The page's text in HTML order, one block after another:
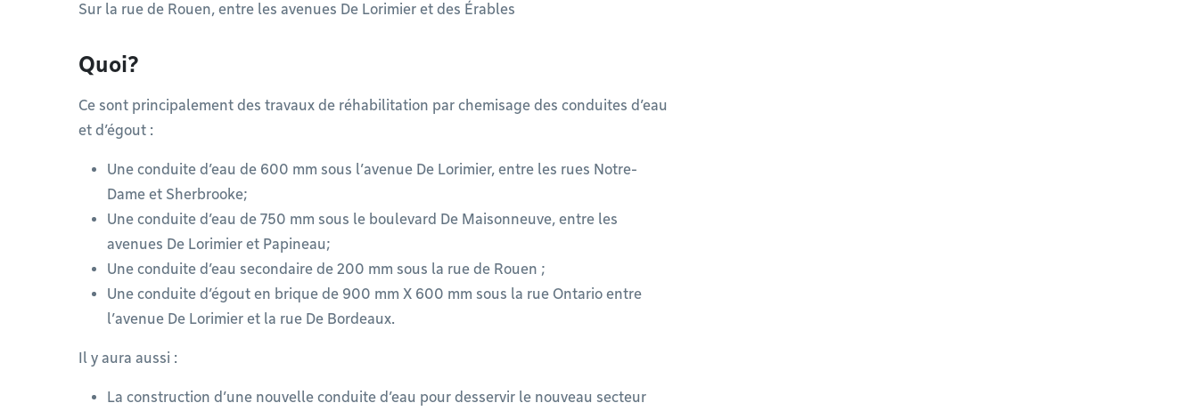
Sur la rue de Rouen, entre les avenues De Lorimier et des Érables
Quoi?
Ce sont principalement des travaux de réhabilitation par chemisage des conduites d’eau
et d’égout : ​
Une conduite d’eau de 600 mm sous l’avenue De Lorimier, entre les rues Notre-
Dame et Sherbrooke; ​
Une conduite d’eau de 750 mm sous le boulevard De Maisonneuve, entre les
avenues De Lorimier et Papineau;​
Une conduite d’eau secondaire de 200 mm sous la rue de Rouen ;​
Une conduite d’égout en brique de 900 mm X 600 mm sous la rue Ontario entre
l’avenue De Lorimier et la rue De Bordeaux.​
Il y aura aussi :​
La construction d’une nouvelle conduite d’eau pour desservir le nouveau secteur